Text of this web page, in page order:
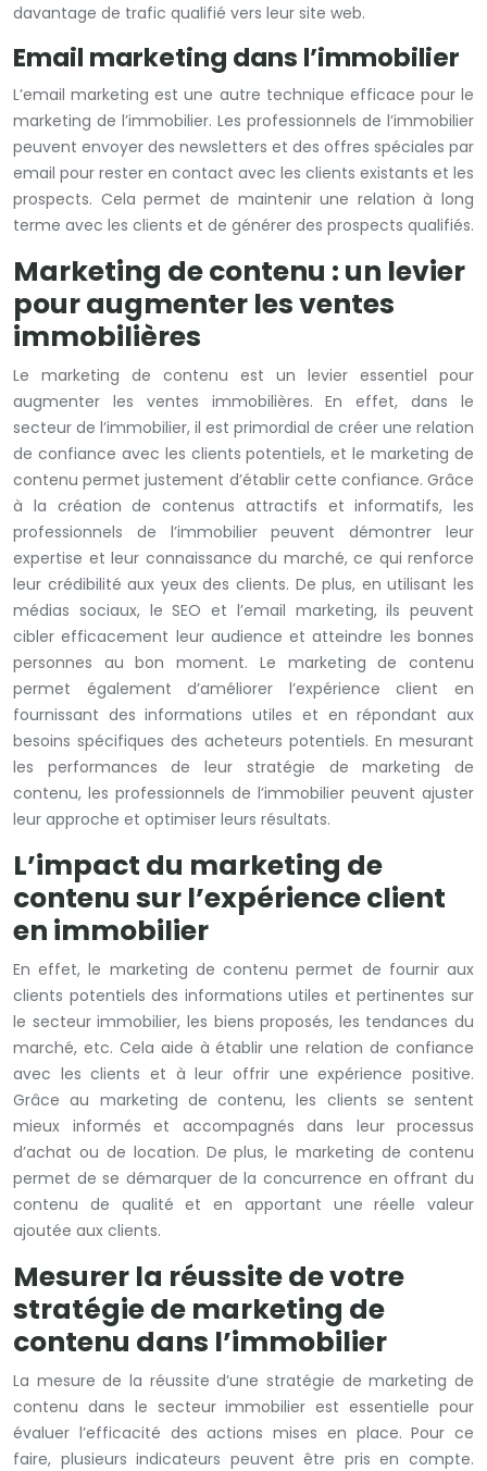
davantage de trafic qualifié vers leur site web.
Email marketing dans l’immobilier
L’email marketing est une autre technique efficace pour le
marketing de l’immobilier. Les professionnels de l’immobilier
peuvent envoyer des newsletters et des offres spéciales par
email pour rester en contact avec les clients existants et les
prospects. Cela permet de maintenir une relation à long
terme avec les clients et de générer des prospects qualifiés.
Marketing de contenu : un levier
pour augmenter les ventes
immobilières
Le marketing de contenu est un levier essentiel pour
augmenter les ventes immobilières. En effet, dans le
secteur de l’immobilier, il est primordial de créer une relation
de confiance avec les clients potentiels, et le marketing de
contenu permet justement d’établir cette confiance. Grâce
à la création de contenus attractifs et informatifs, les
professionnels de l’immobilier peuvent démontrer leur
expertise et leur connaissance du marché, ce qui renforce
leur crédibilité aux yeux des clients. De plus, en utilisant les
médias sociaux, le SEO et l’email marketing, ils peuvent
cibler efficacement leur audience et atteindre les bonnes
personnes au bon moment. Le marketing de contenu
permet également d’améliorer l’expérience client en
fournissant des informations utiles et en répondant aux
besoins spécifiques des acheteurs potentiels. En mesurant
les performances de leur stratégie de marketing de
contenu, les professionnels de l’immobilier peuvent ajuster
leur approche et optimiser leurs résultats.
L’impact du marketing de
contenu sur l’expérience client
en immobilier
En effet, le marketing de contenu permet de fournir aux
clients potentiels des informations utiles et pertinentes sur
le secteur immobilier, les biens proposés, les tendances du
marché, etc. Cela aide à établir une relation de confiance
avec les clients et à leur offrir une expérience positive.
Grâce au marketing de contenu, les clients se sentent
mieux informés et accompagnés dans leur processus
d’achat ou de location. De plus, le marketing de contenu
permet de se démarquer de la concurrence en offrant du
contenu de qualité et en apportant une réelle valeur
ajoutée aux clients.
Mesurer la réussite de votre
stratégie de marketing de
contenu dans l’immobilier
La mesure de la réussite d’une stratégie de marketing de
contenu dans le secteur immobilier est essentielle pour
évaluer l’efficacité des actions mises en place. Pour ce
faire, plusieurs indicateurs peuvent être pris en compte.